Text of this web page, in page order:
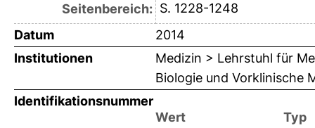
Seitenbereich: S. 1228-1248
Datum
2014
Institutionen
Medizin > Lehrstuhl für
Biologie und Vorklinische
Identifikationsnummer
Wert
Typ